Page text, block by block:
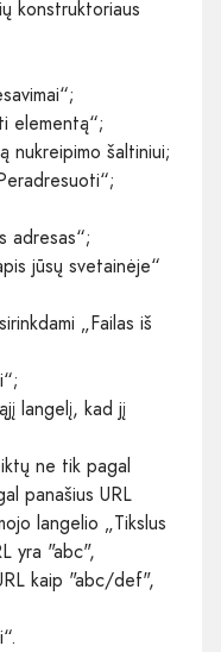
konstruktoriaus
elementą“;
nukreipimo šaltiniui;
adresas“;
jūsų svetainėje“
„Failas iš
langelį, kad jį
ne tik pagal
panašius URL
langelio „Tikslus
yra "abc",
kaip "abc/def",